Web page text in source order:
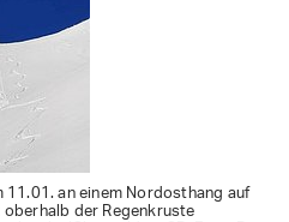
an einem Nordosthang auf
der Regenkruste